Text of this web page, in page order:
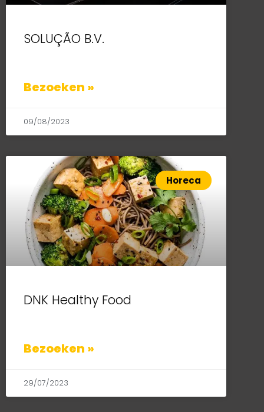
SOLUÇÃO B.V.
Bezoeken »
09/08/2023
Horeca
DNK Healthy Food
Bezoeken »
29/07/2023